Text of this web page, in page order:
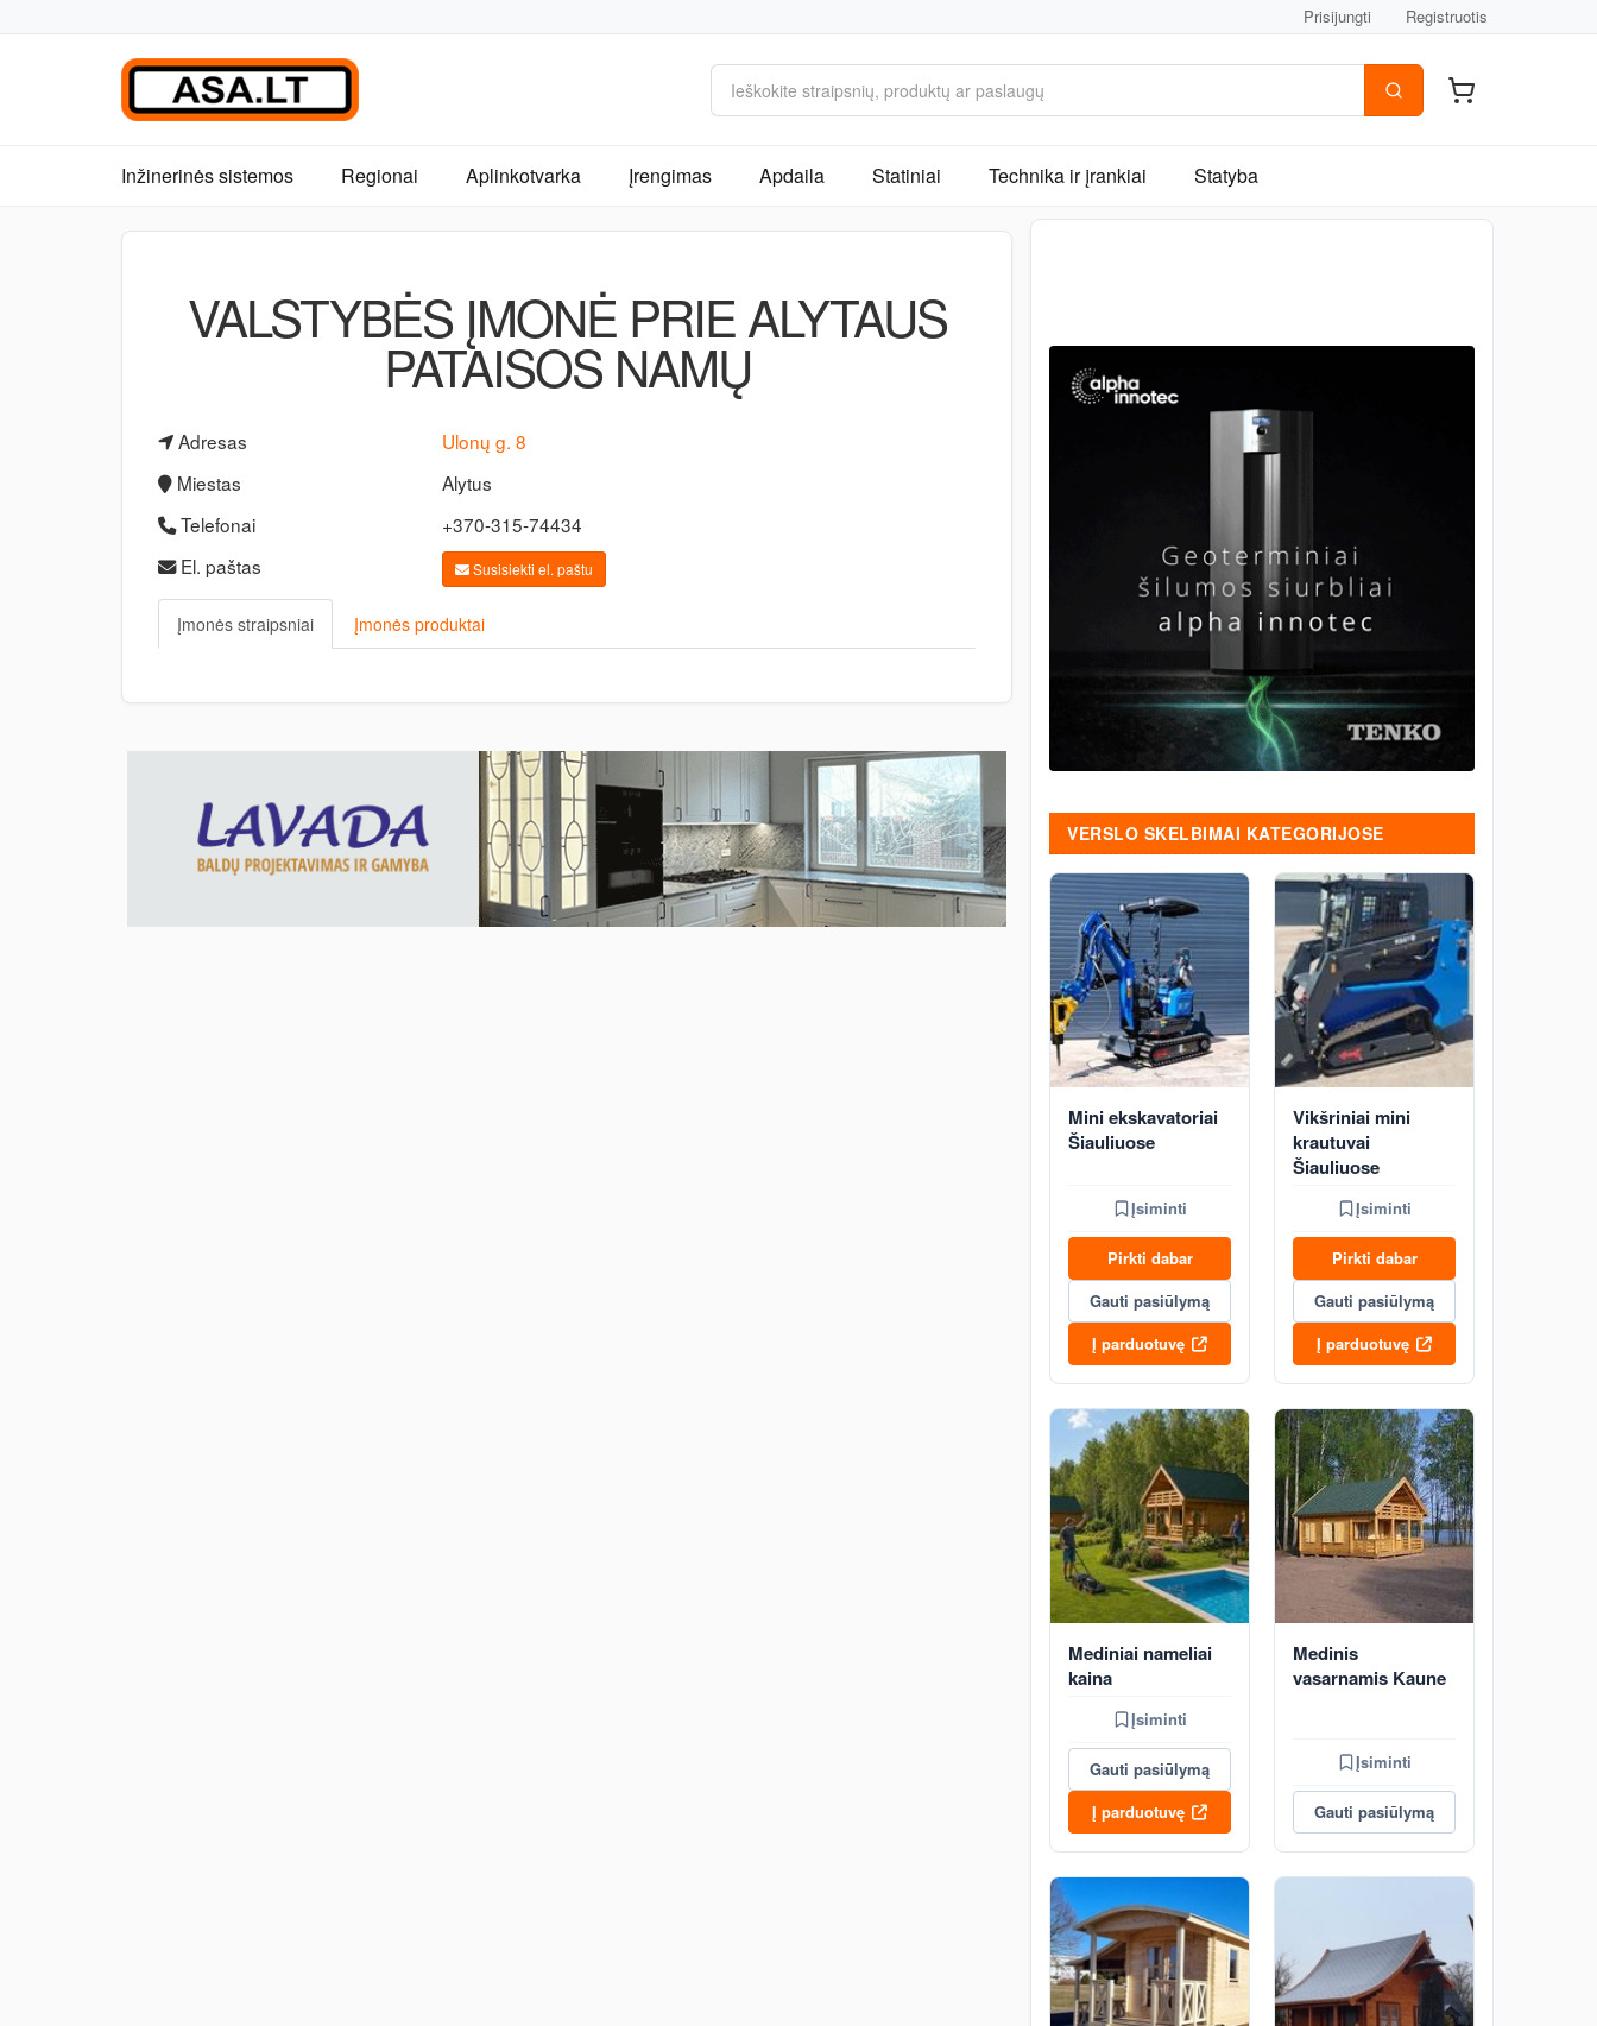
Prisijungti Registruotis
Inžinerinės sistemos Regionai Aplinkotvarka Įrengimas Apdaila Statiniai Technika ir įrankiai Statyba
VALSTYBĖS ĮMONĖ PRIE ALYTAUS
PATAISOS NAMŲ
Adresas
Ulonų g. 8
Miestas
Alytus
Telefonai
+370-315-74434
El. paštas
Susisiekti el. paštu
Įmonės straipsniai Įmonės produktai
VERSLO SKELBIMAI KATEGORIJOSE
Mini ekskavatoriai
Šiauliuose
Įsiminti
Pirkti dabar
Gauti pasiūlymą
Į parduotuvę
Vikšriniai mini
krautuvai
Šiauliuose
Įsiminti
Pirkti dabar
Gauti pasiūlymą
Į parduotuvę
Mediniai nameliai
kaina
Įsiminti
Gauti pasiūlymą
Į parduotuvę
Medinis
vasarnamis Kaune
Įsiminti
Gauti pasiūlymą